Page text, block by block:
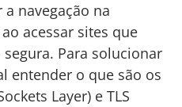
navegação na
acessar sites que
Para solucionar
entender o que são os
Layer) e TLS